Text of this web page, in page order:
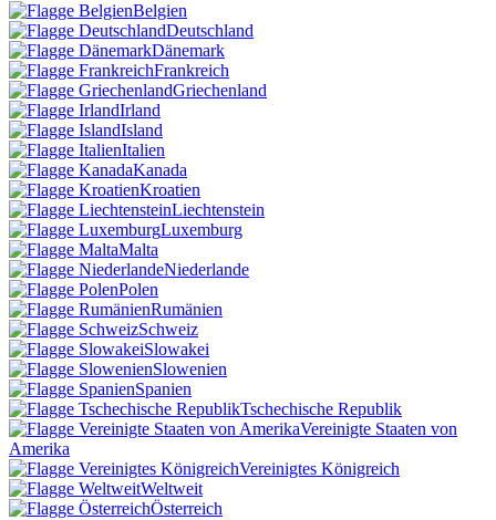
Belgien
Deutschland
Dänemark
Frankreich
Griechenland
Irland
Island
Italien
Kanada
Kroatien
Liechtenstein
Luxemburg
Malta
Niederlande
Polen
Rumänien
Schweiz
Slowakei
Slowenien
Spanien
Tschechische Republik
Vereinigte Staaten von
Amerika
Vereinigtes Königreich
Weltweit
Österreich